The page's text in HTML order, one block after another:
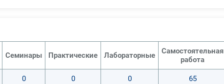
Семинары Практические Лабораторные
Самостоятельная
работа
0 0 0 65